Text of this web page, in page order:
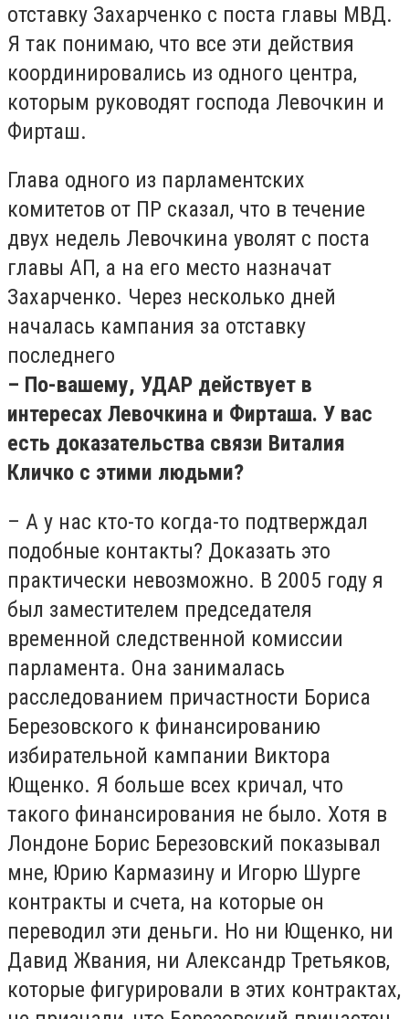
отставку Захарченко с поста главы МВД.
Я так понимаю, что все эти действия
координировались из одного центра,
которым руководят господа Левочкин и
Фирташ.
Глава одного из парламентских
комитетов от ПР сказал, что в течение
двух недель Левочкина уволят с поста
главы АП, а на его место назначат
Захарченко. Через несколько дней
началась кампания за отставку
последнего
– По-вашему, УДАР действует в
интересах Левочкина и Фирташа. У вас
есть доказательства связи Виталия
Кличко с этими людьми?
– А у нас кто-то когда-то подтверждал
подобные контакты? Доказать это
практически невозможно. В 2005 году я
был заместителем председателя
временной следственной комиссии
парламента. Она занималась
расследованием причастности Бориса
Березовского к финансированию
избирательной кампании Виктора
Ющенко. Я больше всех кричал, что
такого финансирования не было. Хотя в
Лондоне Борис Березовский показывал
мне, Юрию Кармазину и Игорю Шурге
контракты и счета, на которые он
переводил эти деньги. Но ни Ющенко, ни
Давид Жвания, ни Александр Третьяков,
которые фигурировали в этих контрактах,